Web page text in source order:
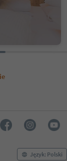
Język: Polski